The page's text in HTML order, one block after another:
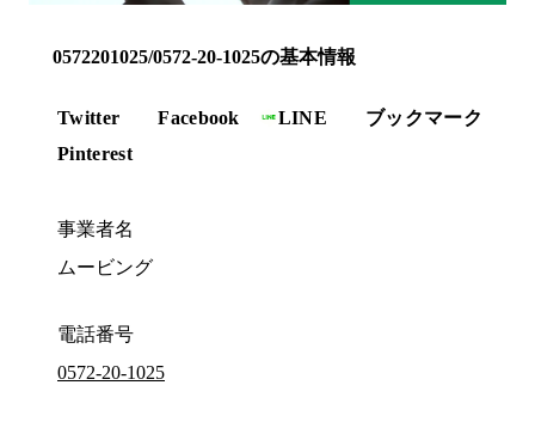
0572201025/0572-20-1025の基本情報
Twitter Facebook LINE
ブックマーク
Pinterest
事業者名
ムービング
電話番号
0572-20-1025